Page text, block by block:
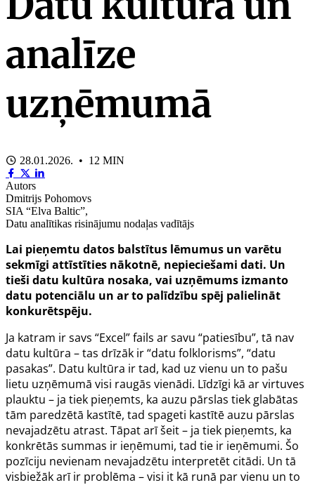
analīze
uzņēmumā
28.01.2026. • 12 MIN
Autors
Dmitrijs Pohomovs
SIA “Elva Baltic”,
Datu analītikas risinājumu nodaļas vadītājs
Lai pieņemtu datos balstītus lēmumus un varētu
sekmīgi attīstīties nākotnē, nepieciešami dati. Un
tieši datu kultūra nosaka, vai uzņēmums izmanto
datu potenciālu un ar to palīdzību spēj palielināt
konkurētspēju.
Ja katram ir savs “Excel” fails ar savu “patiesību”, tā nav
datu kultūra – tas drīzāk ir “datu folklorisms”, “datu
pasakas”. Datu kultūra ir tad, kad uz vienu un to pašu
lietu uzņēmumā visi raugās vienādi. Līdzīgi kā ar virtuves
plauktu – ja tiek pieņemts, ka auzu pārslas tiek glabātas
tām paredzētā kastītē, tad spageti kastītē auzu pārslas
nevajadzētu atrast. Tāpat arī šeit – ja tiek pieņemts, ka
konkrētās summas ir ieņēmumi, tad tie ir ieņēmumi. Šo
pozīciju nevienam nevajadzētu interpretēt citādi. Un tā
visbiežāk arī ir problēma – visi it kā runā par vienu un to